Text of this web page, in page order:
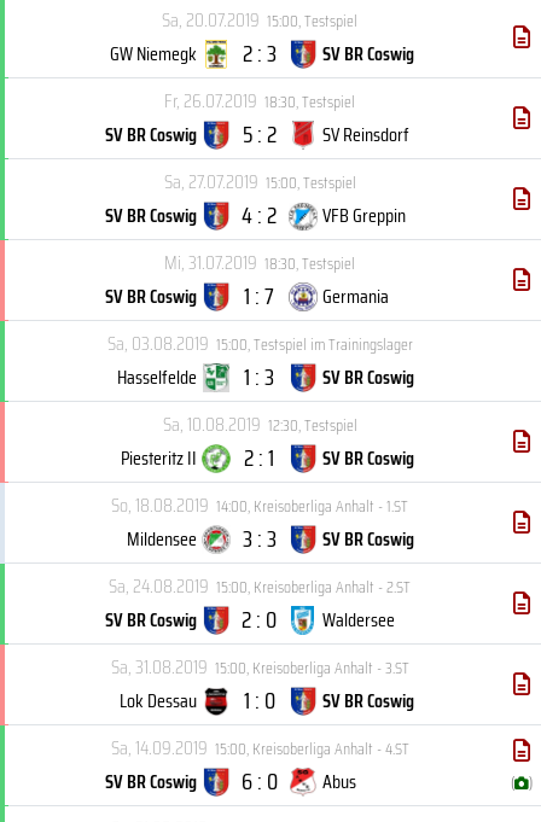
Sa, 20.07.2019 15:00,Testspiel
GW Niemegk 2 : 3
SV BR Coswig
Fr, 26.07.2019 18:30,Testspiel
SV BR Coswig 5 : 2
SV Reinsdorf
Sa, 27.07.2019 15:00,Testspiel
SV BR Coswig 4 : 2
VFB Greppin
Mi, 31.07.2019 18:30,Testspiel
SV BR Coswig 1 : 7
Germania
Sa, 03.08.2019 15:00,Testspiel im Trainingslager
Hasselfelde 1 : 3
SV BR Coswig
Sa, 10.08.2019 12:30,Testspiel
Piesteritz II 2 : 1
SV BR Coswig
So, 18.08.2019 14:00,Kreisoberliga Anhalt - 1.ST
Mildensee 3 : 3
SV BR Coswig
Sa, 24.08.2019 15:00,Kreisoberliga Anhalt - 2.ST
SV BR Coswig 2 : 0
Waldersee
Sa, 31.08.2019 15:00,Kreisoberliga Anhalt - 3.ST
Lok Dessau 1 : 0
SV BR Coswig
Sa, 14.09.2019 15:00,Kreisoberliga Anhalt - 4.ST
SV BR Coswig 6 : 0 Abus ( )